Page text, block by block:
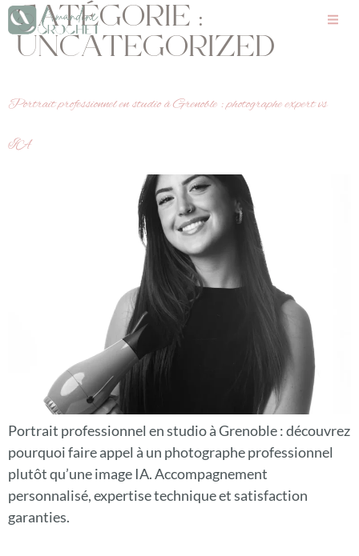
CATÉGORIE :
UNCATEGORIZED
Portrait professionnel en studio à Grenoble : photographe expert vs
IA
Portrait professionnel en studio à Grenoble : découvrez
pourquoi faire appel à un photographe professionnel
plutôt qu’une image IA. Accompagnement
personnalisé, expertise technique et satisfaction
garanties.